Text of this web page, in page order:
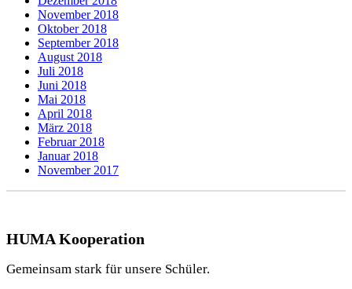
November 2018
Oktober 2018
September 2018
August 2018
Juli 2018
Juni 2018
Mai 2018
April 2018
März 2018
Februar 2018
Januar 2018
November 2017
HUMA Kooperation
Gemeinsam stark für unsere Schüler.